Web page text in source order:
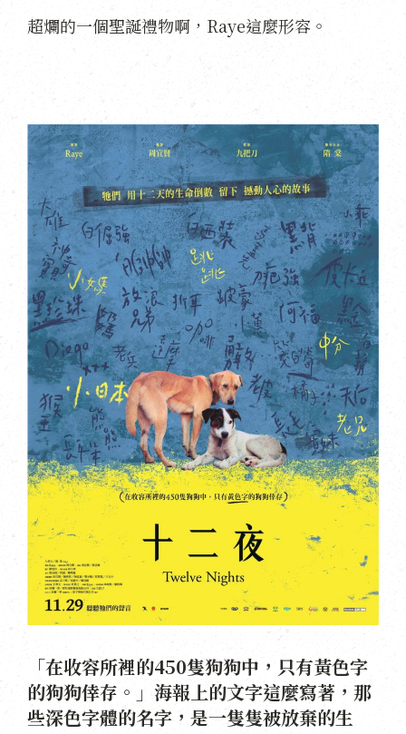
超爛的一個聖誕禮物啊，Raye這麼形容。
「在收容所裡的450隻狗狗中，只有黃色字
的狗狗倖存。」海報上的文字這麼寫著，那
些深色字體的名字，是一隻隻被放棄的生